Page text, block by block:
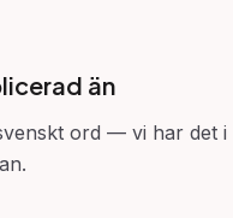
än
ord — vi har det i